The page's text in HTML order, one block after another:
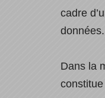
cadre
données.
Dans la